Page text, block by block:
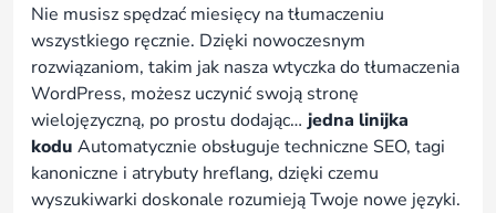
Nie musisz spędzać miesięcy na tłumaczeniu
wszystkiego ręcznie. Dzięki nowoczesnym
rozwiązaniom, takim jak nasza wtyczka do tłumaczenia
WordPress, możesz uczynić swoją stronę
wielojęzyczną, po prostu dodając… jedna linijka
kodu Automatycznie obsługuje techniczne SEO, tagi
kanoniczne i atrybuty hreflang, dzięki czemu
wyszukiwarki doskonale rozumieją Twoje nowe języki.